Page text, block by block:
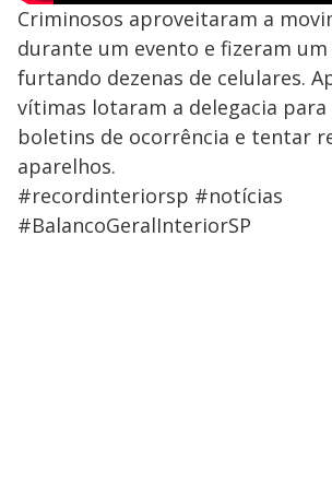
Criminosos aproveitaram a
durante um evento e fizeram
furtando dezenas de celulares.
vítimas lotaram a delegacia
boletins de ocorrência e tentar
aparelhos.
#recordinteriorsp #notícias
#BalancoGeralInteriorSP